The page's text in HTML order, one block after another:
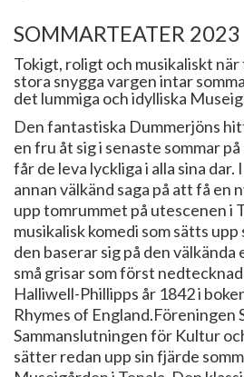
SOMMARTEATER 2023
Tokigt, roligt och musikaliskt
stora snygga vargen intar
det lummiga och idylliska
Den fantastiska Dummerjöns
en fru åt sig i senaste sommar
får de leva lyckliga i alla sina dar.
annan välkänd saga på att få en
upp tomrummet på utescenen i
musikalisk komedi som sätts
den baserar sig på den välkända
små grisar som först
Halliwell-Phillipps år 1842 i
Rhymes of England.Föreningen
Sammanslutningen för Kultur
sätter redan upp sin fjärde